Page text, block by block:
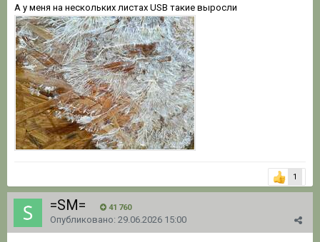
А у меня на нескольких листах USB такие выросли
1
=SM= 41 760
Опубликовано: 29.06.2026 15:00